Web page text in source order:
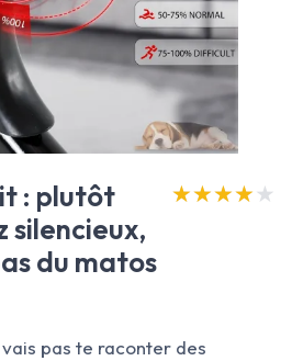
: plutôt
silencieux,
du matos
★★★★★
★★★★★
pas te raconter des